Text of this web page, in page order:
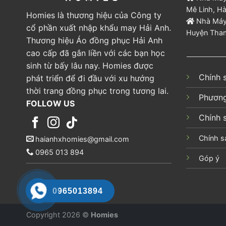
Homies là thương hiệu của Công ty
cổ phần xuất nhập khẩu may Hải Anh.
Thương hiệu Áo đồng phục Hải Anh
cao cấp đã gắn liền với các bạn học
sinh từ bấy lâu nay. Homies được
phát triển để đi đầu với xu hướng
thời trang đồng phục trong tương lai.
FOLLOW US
haianhxhomies@gmail.com
0965 013 894
Mê Linh,
Nhà
Huyện
Chính
Chính
Chính
Góp ý
Copyright 2026 © Homies
0965013894